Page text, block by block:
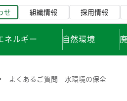
せ 組織情報 採用情報
ネルギー 自然環境
よくあるご質問 水環境の保全